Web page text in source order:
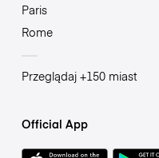
Paris
Rome
Przeglądaj +150 miast
Official App